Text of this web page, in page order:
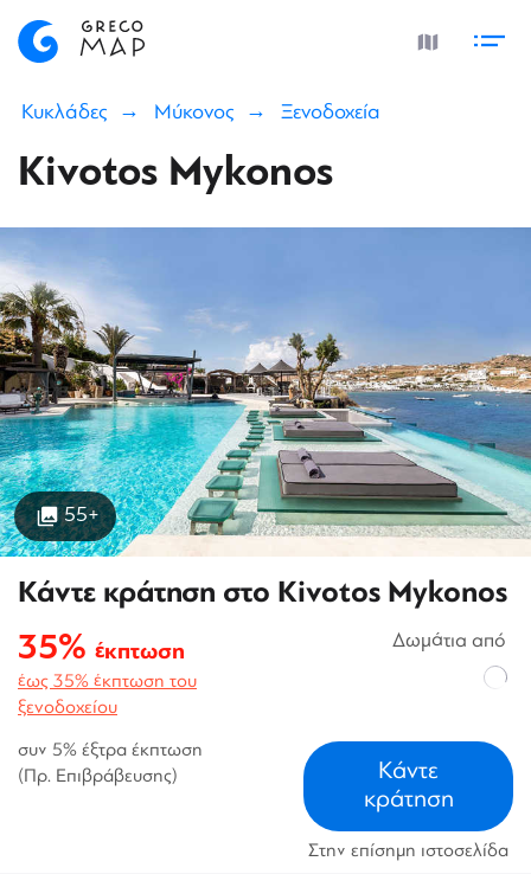
Κυκλάδες Μύκονος Ξενοδοχεία
Kivotos Mykonos
55+
Κάντε κράτηση στο Kivotos Mykonos
35% έκπτωση
έως 35% έκπτωση του
ξενοδοχείου
συν 5% έξτρα έκπτωση
(Πρ. Επιβράβευσης)
Δωμάτια από
Κάντε
κράτηση
Στην επίσημη ιστοσελίδα